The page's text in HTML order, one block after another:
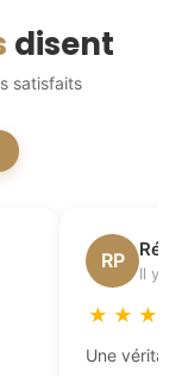
disent
satisfaits
RP
Il y a
★ ★ ★
Une